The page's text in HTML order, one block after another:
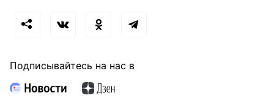
Подписывайтесь на нас в